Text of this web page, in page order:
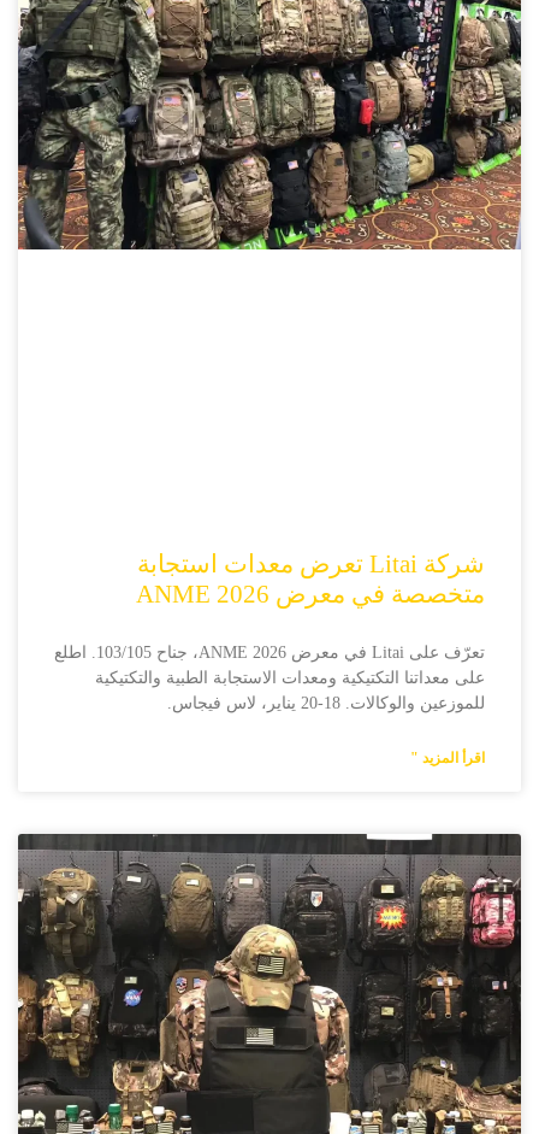
شركة Litai تعرض معدات استجابة
متخصصة في معرض ANME 2026
تعرّف على Litai في معرض ANME 2026، جناح 103/105. اطلع
على معداتنا التكتيكية ومعدات الاستجابة الطبية والتكتيكية
للموزعين والوكالات. 18-20 يناير، لاس فيجاس.
اقرأ المزيد "